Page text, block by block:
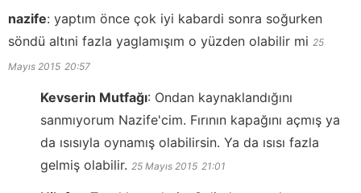
nazife: yaptım önce çok iyi kabardi sonra soğurken
söndü altıni fazla yaglamışım o yüzden olabilir mi 25
Mayıs 2015 20:57
Kevserin Mutfağı: Ondan kaynaklandığını
sanmıyorum Nazife'cim. Fırının kapağını açmış ya
da ısısıyla oynamış olabilirsin. Ya da ısısı fazla
gelmiş olabilir. 25 Mayıs 2015 21:01